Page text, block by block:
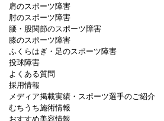
肩のスポーツ障害
肘のスポーツ障害
腰・股関節のスポーツ障害
膝のスポーツ障害
ふくらはぎ・足のスポーツ障害
投球障害
よくある質問
採用情報
メディア掲載実績・スポーツ選手のご紹介
むちうち施術情報
おすすめ美容情報